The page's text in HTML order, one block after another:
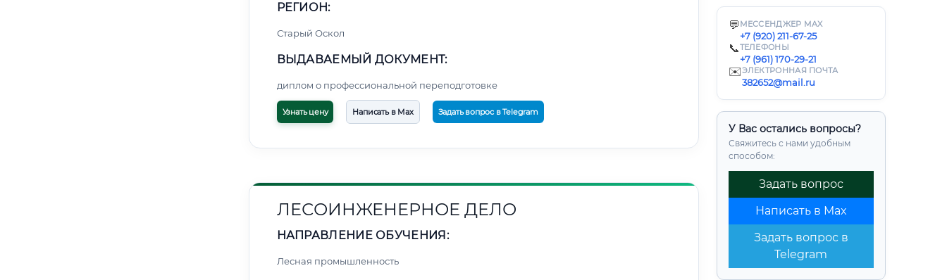
💬 МЕССЕНДЖЕР MAX
+7 (920) 211-67-25
📞ТЕЛЕФОНЫ
+7 (961) 170-29-21
✉️ЭЛЕКТРОННАЯ ПОЧТА
382652@mail.ru
У Вас остались вопросы?
Свяжитесь с нами удобным
способом:
Задать вопрос
Написать в Max
Задать вопрос в
Telegram
РЕГИОН:
Старый Оскол
ВЫДАВАЕМЫЙ ДОКУМЕНТ:
диплом о профессиональной переподготовке
Узнать цену Написать в Max Задать вопрос в Telegram
ЛЕСОИНЖЕНЕРНОЕ ДЕЛО
НАПРАВЛЕНИЕ ОБУЧЕНИЯ:
Лесная промышленность